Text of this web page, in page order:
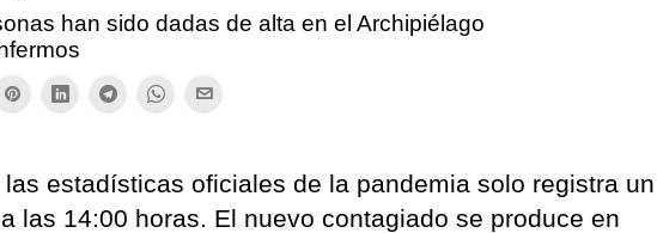
han sido dadas de alta en el Archipiélago
estadísticas oficiales de la pandemia solo registra
las 14:00 horas. El nuevo contagiado se produce en